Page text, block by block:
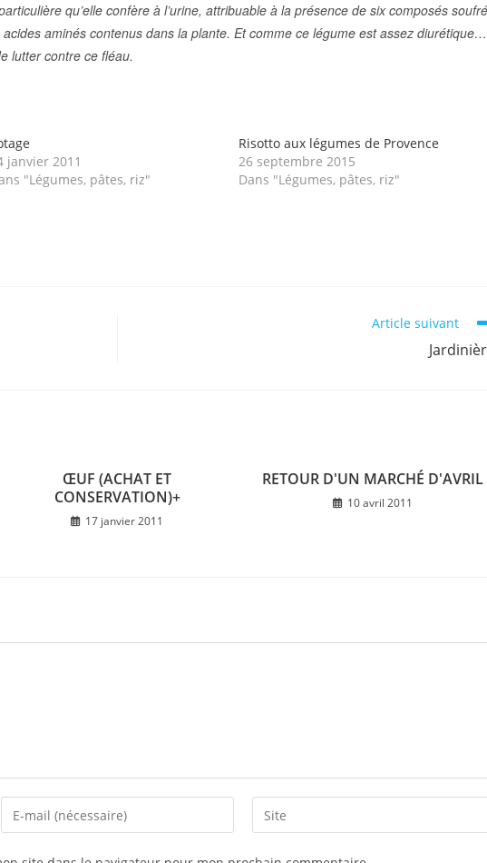
qu’elle confère à l’urine, attribuable à la présence de six composés
aminés contenus dans la plante. Et comme ce légume est assez diurétique…
lutter contre ce fléau.
janvier 2011
"Légumes, pâtes, riz"
Risotto aux légumes de Provence
26 septembre 2015
Dans "Légumes, pâtes, riz"
Article suivant
ŒUF (ACHAT ET
CONSERVATION)+
17 janvier 2011
RETOUR D'UN MARCHÉ D'AVRIL
10 avril 2011
Enter
your
Saisir
l’URL